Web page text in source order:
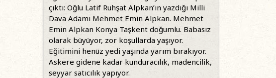
çıktı: Oğlu Latif Ruhşat Alpkan’ın yazdığı Milli
Dava Adamı Mehmet Emin Alpkan. Mehmet
Emin Alpkan Konya Taşkent doğumlu. Babasız
olarak büyüyor, zor koşullarda yaşıyor.
Eğitimini henüz yedi yaşında yarım bırakıyor.
Askere gidene kadar kunduracılık, madencilik,
seyyar satıcılık yapıyor.